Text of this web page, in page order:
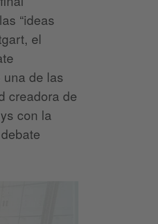
“ideas
el
de las
creadora de
con la